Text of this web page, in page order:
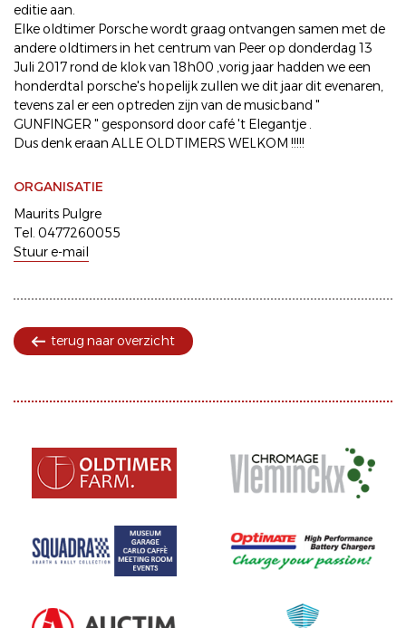
editie aan.
Elke oldtimer Porsche wordt graag ontvangen samen met de
andere oldtimers in het centrum van Peer op donderdag 13
Juli 2017 rond de klok van 18h00 ,vorig jaar hadden we een
honderdtal porsche's hopelijk zullen we dit jaar dit evenaren,
tevens zal er een optreden zijn van de musicband "
GUNFINGER " gesponsord door café 't Elegantje .
Dus denk eraan ALLE OLDTIMERS WELKOM !!!!!
ORGANISATIE
Maurits Pulgre
Tel. 0477260055
Stuur e-mail
terug naar overzicht